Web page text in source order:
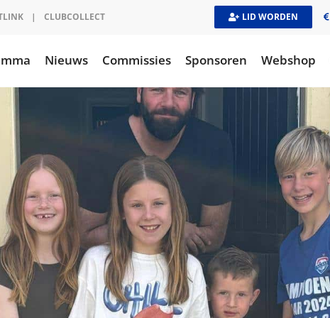
| CLUBCOLLECT LID WORDEN
Nieuws Commissies Sponsoren Webshop